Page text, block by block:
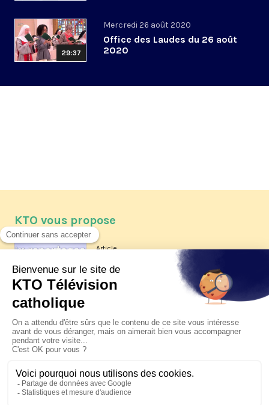
29:37
Mercredi 26 août 2020
Office des Laudes du 26 août
2020
KTO vous propose
Article
Les reportages d'été 2026 de KTO
La visite pastorale du pape Léon
XIV à Assise à suivre sur KTO le
jeudi 6 août
Le pape en Uruguay, Argentine et
Pérou du 6 au 17 novembre 2026